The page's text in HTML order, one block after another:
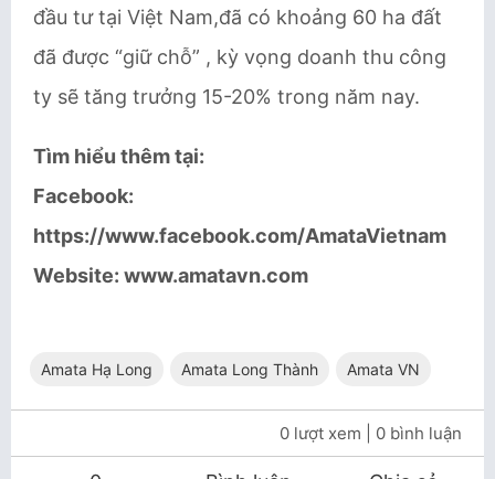
đầu tư tại Việt Nam,đã có khoảng 60 ha đất
đã được “giữ chỗ” , kỳ vọng doanh thu công
ty sẽ tăng trưởng 15-20% trong năm nay.
Tìm hiểu thêm tại:
Facebook:
https://www.facebook.com/AmataVietnam
Website: www.amatavn.com
Amata Hạ Long Amata Long Thành Amata VN
0 lượt xem | 0 bình luận